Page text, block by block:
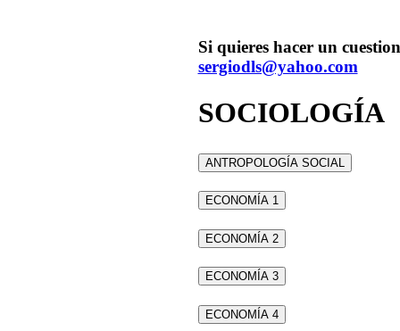
Si quieres hacer un
sergiodls@yahoo.com
SOCIOLOGÍA
ANTROPOLOGÍA SOCIAL
ECONOMÍA 1
ECONOMÍA 2
ECONOMÍA 3
ECONOMÍA 4